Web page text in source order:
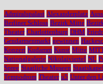
Admiralspalast Alexanderplatz
Berliner Schloss Bezirk Mitte
Theater Charlottenburg DHM
Gendarmenmarkt gewinnen
Konzert Kudamm Kunst Mitte
Nationalgalerie Nikolaiviertel NL
Spree Staatliche Museen
Tempodrom Theater u5 Unter den